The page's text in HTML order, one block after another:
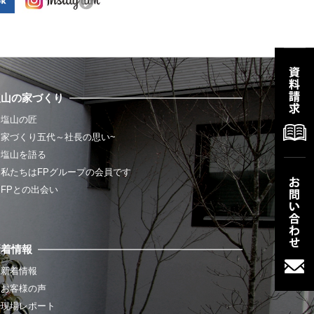
の家づくり
塩山の匠
家づくり五代～社長の思い~
塩山を語る
私たちはFPグループの会員です
FPとの出会い
情報
新着情報
お客様の声
現場レポート